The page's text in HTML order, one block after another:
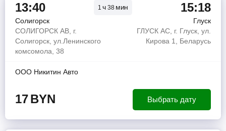
13:40 1ч 38 мин 15:18
Солигорск
Глуск
СОЛИГОРСК АВ, г.
Солигорск, ул.Ленинского
комсомола, 38
ГЛУСК АС, г. Глуск, ул.
Кирова 1, Беларусь
ООО Никитин Авто
17BYN Выбрать дату